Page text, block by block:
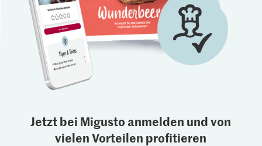
Jetzt bei Migusto anmelden und von
vielen Vorteilen profitieren